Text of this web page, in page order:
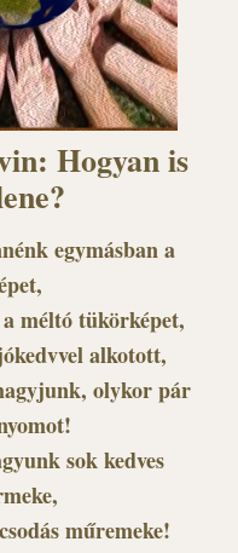
Hogyan is
egymásban a
méltó tükörképet,
alkotott,
olykor pár
sok kedves
műremeke!